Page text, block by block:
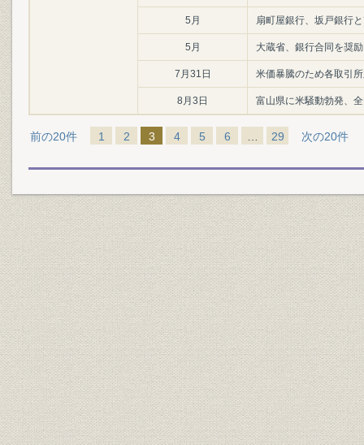
5月 扇町屋銀行、坂戸銀行
5月 大蔵省、銀行合同を奨励
7月31日 米価暴騰のため各取引
8月3日 富山県に米騒動勃発、
前の20件 1 2 3 4 5 6 29 次の20件